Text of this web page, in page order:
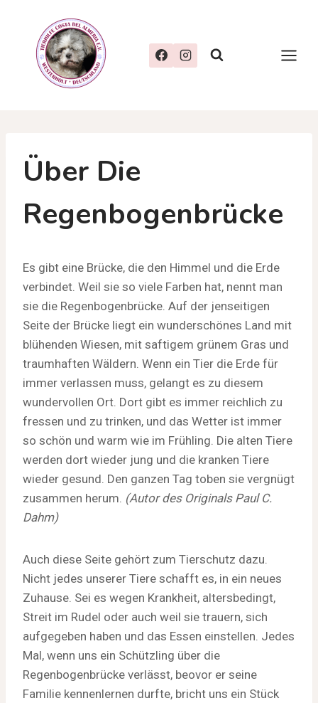
springen
Über Die
Regenbogenbrücke
Es gibt eine Brücke, die den Himmel und die Erde
verbindet. Weil sie so viele Farben hat, nennt man
sie die Regenbogenbrücke. Auf der jenseitigen
Seite der Brücke liegt ein wunderschönes Land mit
blühenden Wiesen, mit saftigem grünem Gras und
traumhaften Wäldern. Wenn ein Tier die Erde für
immer verlassen muss, gelangt es zu diesem
wundervollen Ort. Dort gibt es immer reichlich zu
fressen und zu trinken, und das Wetter ist immer
so schön und warm wie im Frühling. Die alten Tiere
werden dort wieder jung und die kranken Tiere
wieder gesund. Den ganzen Tag toben sie vergnügt
zusammen herum. (Autor des Originals Paul C.
Dahm)
Auch diese Seite gehört zum Tierschutz dazu.
Nicht jedes unserer Tiere schafft es, in ein neues
Zuhause. Sei es wegen Krankheit, altersbedingt,
Streit im Rudel oder auch weil sie trauern, sich
aufgegeben haben und das Essen einstellen. Jedes
Mal, wenn uns ein Schützling über die
Regenbogenbrücke verlässt, beovor er seine
Familie kennenlernen durfte, bricht uns ein Stück